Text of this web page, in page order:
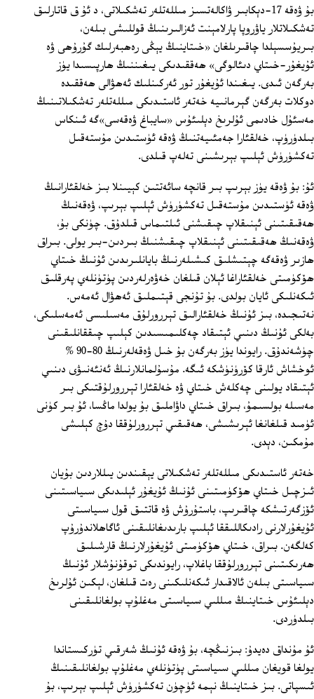
بۇ ۋەقە 17‏-دېكابىر ۋاكالەتسىز مىللەتلەر تەشكىلاتى، د ئۇ ق قاتارلىق
تەشكىلاتلار ياۋروپا پارلامېنت ئەزالىرىنىڭ قوللىشى بىلەن،
بىريۇسسېلدا چاقىرىلغان «خىتاينىڭ يېڭى رەھبەرلىك گۇرۇھى ۋە
ئۇيغۇر-خىتاي دىئالوگى» ھەققىدىكى يىغىننىڭ ھارپىسىدا يۈز
بەرگەن ئىدى. يىغىندا ئۇيغۇر تور ئەركىنلىك ئەھۋالى ھەققىدە
دوكلات بەرگەن گېرمانىيە خەتەر ئاستىدىكى مىللەتلەر تەشكىلاتىنىڭ
مەسئۇل خادىمى ئۇلرىخ دېلىئۇس «سايباغ ۋەقەسى»گە ئىنكاس
بىلدۈرۈپ، خەلقئارا جەمئىيەتنىڭ ۋەقە ئۈستىدىن مۇستەقىل
تەكشۈرۈش ئېلىپ بېرىشىنى تەلەپ قىلدى.
ئۇ: بۇ ۋەقە يۈز بېرىپ بىر قانچە سائەتتىن كېيىنلا بىز خەلقئارانىڭ
ۋەقە ئۈستىدىن مۇستەقىل تەكشۈرۈش ئېلىپ بېرىپ، ۋەقەنىڭ
ھەقىقىتىنى ئېنىقلاپ چىقىشنى ئىلتىماس قىلدۇق. چۈنكى بۇ،
ۋەقەنىڭ ھەقىقىتىنى ئېنىقلاپ چىقىشنىڭ بىردىن-بىر يولى. بىراق
ھازىر ۋەقەگە چېتىشلىق كىشىلەرنىڭ بايانلىرىدىن ئۇنىڭ خىتاي
ھۆكۈمىتى خەلقئاراغا ئېلان قىلغان خەۋەرلەردىن پۈتۈنلەي پەرقلىق
ئىكەنلىكى ئايان بولدى. بۇ تۇنجى قېتىملىق ئەھۋال ئەمەس.
نەتىجىدە، بىز ئۇنىڭ خەلقئارالىق تېررورلۇق مەسىلىسى ئەمەسلىكى،
بەلكى ئۇنىڭ دىنىي ئېتىقاد چەكلىمىسىدىن كېلىپ چىققانلىقىنى
چۈشەندۇق. رايوندا يۈز بەرگەن بۇ خىل ۋەقەلەرنىڭ 80-90 %
ئوخشاش ئارقا كۆرۈنۈشكە ئىگە. مۇسۇلمانلارنىڭ ئەنئەنىۋى دىنىي
ئېتىقاد يولىنى چەكلەش خىتاي ۋە خەلقئارا تېررورلۇقتىكى بىر
مەسىلە بولسىمۇ، بىراق خىتاي داۋاملىق بۇ يولدا ماڭسا، ئۇ بىر كۈنى
ئۈمىد قىلغانغا ئېرىشىشى، ھەقىقىي تېررورلۇققا دۇچ كېلىشى
مۇمكىن، دېدى.
خەتەر ئاستىدىكى مىللەتلەر تەشكىلاتى يېقىندىن يىللاردىن بۇيان
ئىزچىل خىتاي ھۆكۈمىتىنى ئۇنىڭ ئۇيغۇر ئېلىدىكى سىياسىتىنى
ئۆزگەرتىشكە چاقىرىپ، باستۇرۇش ۋە قاتتىق قول سىياسىتى
ئۇيغۇرلارنى رادىكاللىققا ئېلىپ بارىدىغانلىقىنى ئاگاھلاندۇرۇپ
كەلگەن. بىراق، خىتاي ھۆكۈمىتى ئۇيغۇرلارنىڭ قارشىلىق
ھەرىكىتىنى تېررورلۇققا باغلاپ، رايوندىكى توقۇنۇشلار ئۇنىڭ
سىياسىتى بىلەن ئالاقىدار ئىكەنلىكىنى رەت قىلغان، لېكىن ئۇلرىخ
دېلىئۇس خىتاينىڭ مىللىي سىياسىتى مەغلۇپ بولغانلىقىنى
بىلدۈردى.
ئۇ مۇنداق دەيدۇ: بىزنىڭچە، بۇ ۋەقە ئۇنىڭ شەرقىي تۈركىستاندا
يولغا قويغان مىللىي سىياسىتى پۈتۈنلەي مەغلۇپ بولغانلىقىنىڭ
ئىسپاتى. بىز خىتاينىڭ نېمە ئۈچۈن تەكشۈرۈش ئېلىپ بېرىپ، بۇ